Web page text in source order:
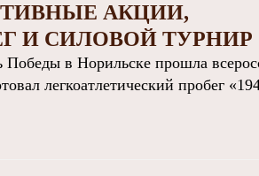
АКЦИИ,
И СИЛОВОЙ ТУРНИР
в Норильске прошла
легкоатлетический пробег